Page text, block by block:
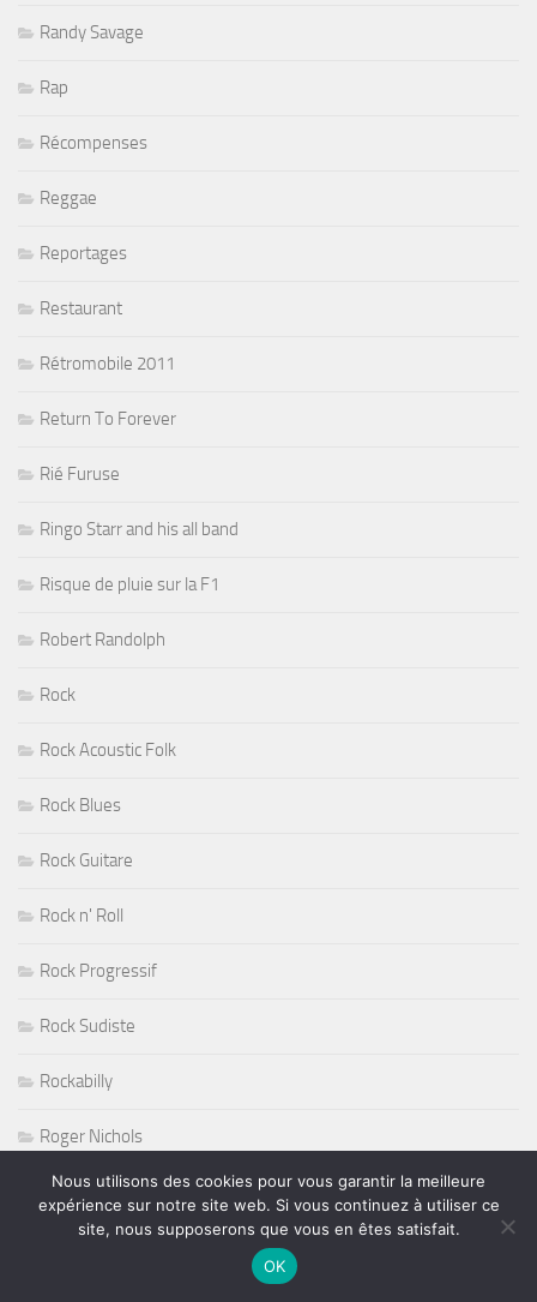
Randy Savage
Rap
Récompenses
Reggae
Reportages
Restaurant
Rétromobile 2011
Return To Forever
Rié Furuse
Ringo Starr and his all band
Risque de pluie sur la F1
Robert Randolph
Rock
Rock Acoustic Folk
Rock Blues
Rock Guitare
Rock n' Roll
Rock Progressif
Rock Sudiste
Rockabilly
Roger Nichols
Roy Haynes
Nous utilisons des cookies pour vous garantir la meilleure
expérience sur notre site web. Si vous continuez à utiliser ce
site, nous supposerons que vous en êtes satisfait.
OK